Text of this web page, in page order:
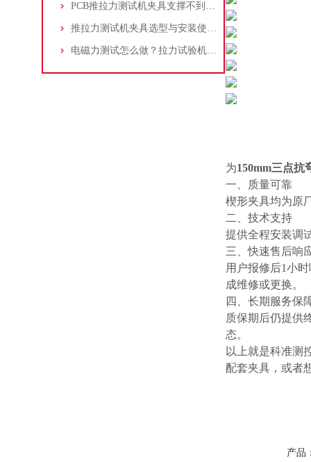
PCB推拉力测试机夹具支撑不到位，贴片电阻掉件却测不出？一个案例告诉你
推拉力测试机夹具选型与安装使用详细指南
电磁力测试怎么做？拉力试验机选量程/精度/夹具配置指南
为150mm三点抗
一、质量可靠
楔形夹具均为原
二、技术支持
提供全程安装调
三、快速售后响
用户报修后1小
成维修或更换。
四、长期服务保
质保期后仍提供
态。
以上就是科准测
配套夹具，或者
产品